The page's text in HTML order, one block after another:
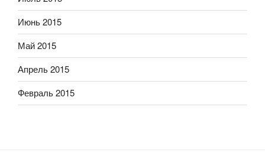
Июнь 2015
Май 2015
Апрель 2015
Февраль 2015